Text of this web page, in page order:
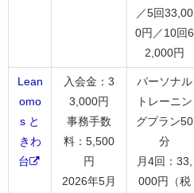
／5回33,00
0円／10回6
2,000円
Lean
omo
s と
きわ
台
入会金：3
3,000円
事務手数
料：5,500
円
2026年5月
パーソナル
トレーニン
グプラン50
分
月4回：33,
000円（税